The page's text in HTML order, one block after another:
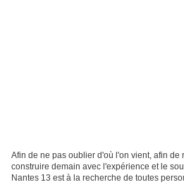
Afin de ne pas oublier d'où l'on vient, afin de
construire demain avec l'expérience et le
Nantes 13 est à la recherche de toutes